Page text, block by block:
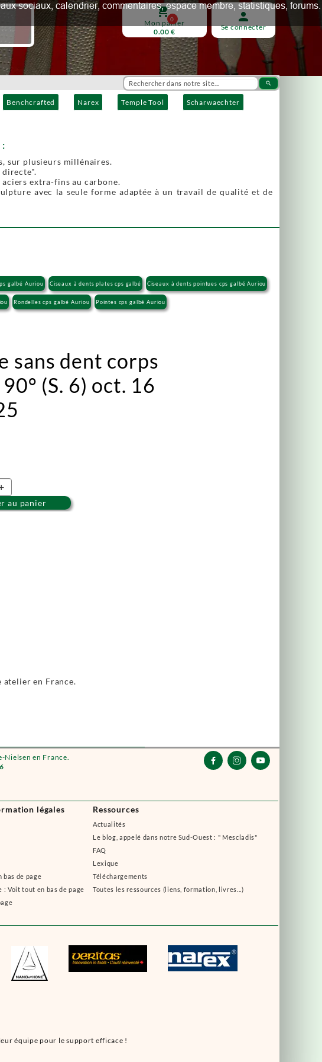
Nielsen en France.
search
Benchcrafted Narex Temple Tool
Scharwaechter
person
Se connecter
shopping_cart
0
Mon panier
0.00 €
légales
bas de page
Voit tout en bas de page
Ressources
Actualités
Le blog, appelé dans notre Sud-Ouest : " Mescladis"
FAQ
Lexique
Téléchargements
Toutes les ressources (liens, formation, livres...)
équipe pour le support efficace !
  
:
sur plusieurs millénaires.
directe".
extra-fins au carbone.
avec la seule forme adaptée à un travail de qualité et de
galbé Auriou Ciseaux à dents plates cps galbé Ciseaux à dents pointues cps galbé Auriou
Rondelles cps galbé Auriou Pointes cps galbé Auriou
sans dent corps
(S. 6) oct. 16
au panier
en France.
sociaux, calendrier, commentaires, espace membre, statistiques, forums.